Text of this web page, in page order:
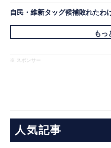
自民・維新タッグ候補敗れたわ
もっ
※ スポンサー
人気記事